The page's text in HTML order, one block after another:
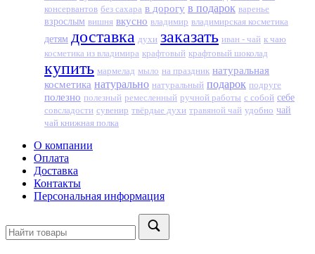
консервантов без сахара в дорогу в подарок варенье
взрослым вишня вкусно владимир владимирская косметика
детям доставка духи заказать иван - чай к чаю
косметика из владимира крафтовый крафтовый шоколад
купить мармелад мыло на праздник натуральная
косметика натурально натуральный подарок подруге
полезно полезный ремесленный ручной работы с собой себе
совсладости сувенир твёрдые духи травяной чай удобно чай
чай книжная полка
О компании
Оплата
Доставка
Контакты
Персональная информация